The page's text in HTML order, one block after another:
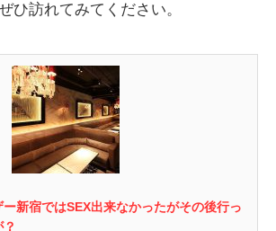
ひ訪れてみてください。
新宿ではSEX出来なかったがその後行っ